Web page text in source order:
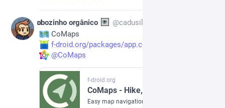
2d
* robozinho orgânico @cadusilva@bolha.one
CoMaps
f-droid.org/packages/app.comap
@CoMaps
f-droid.org